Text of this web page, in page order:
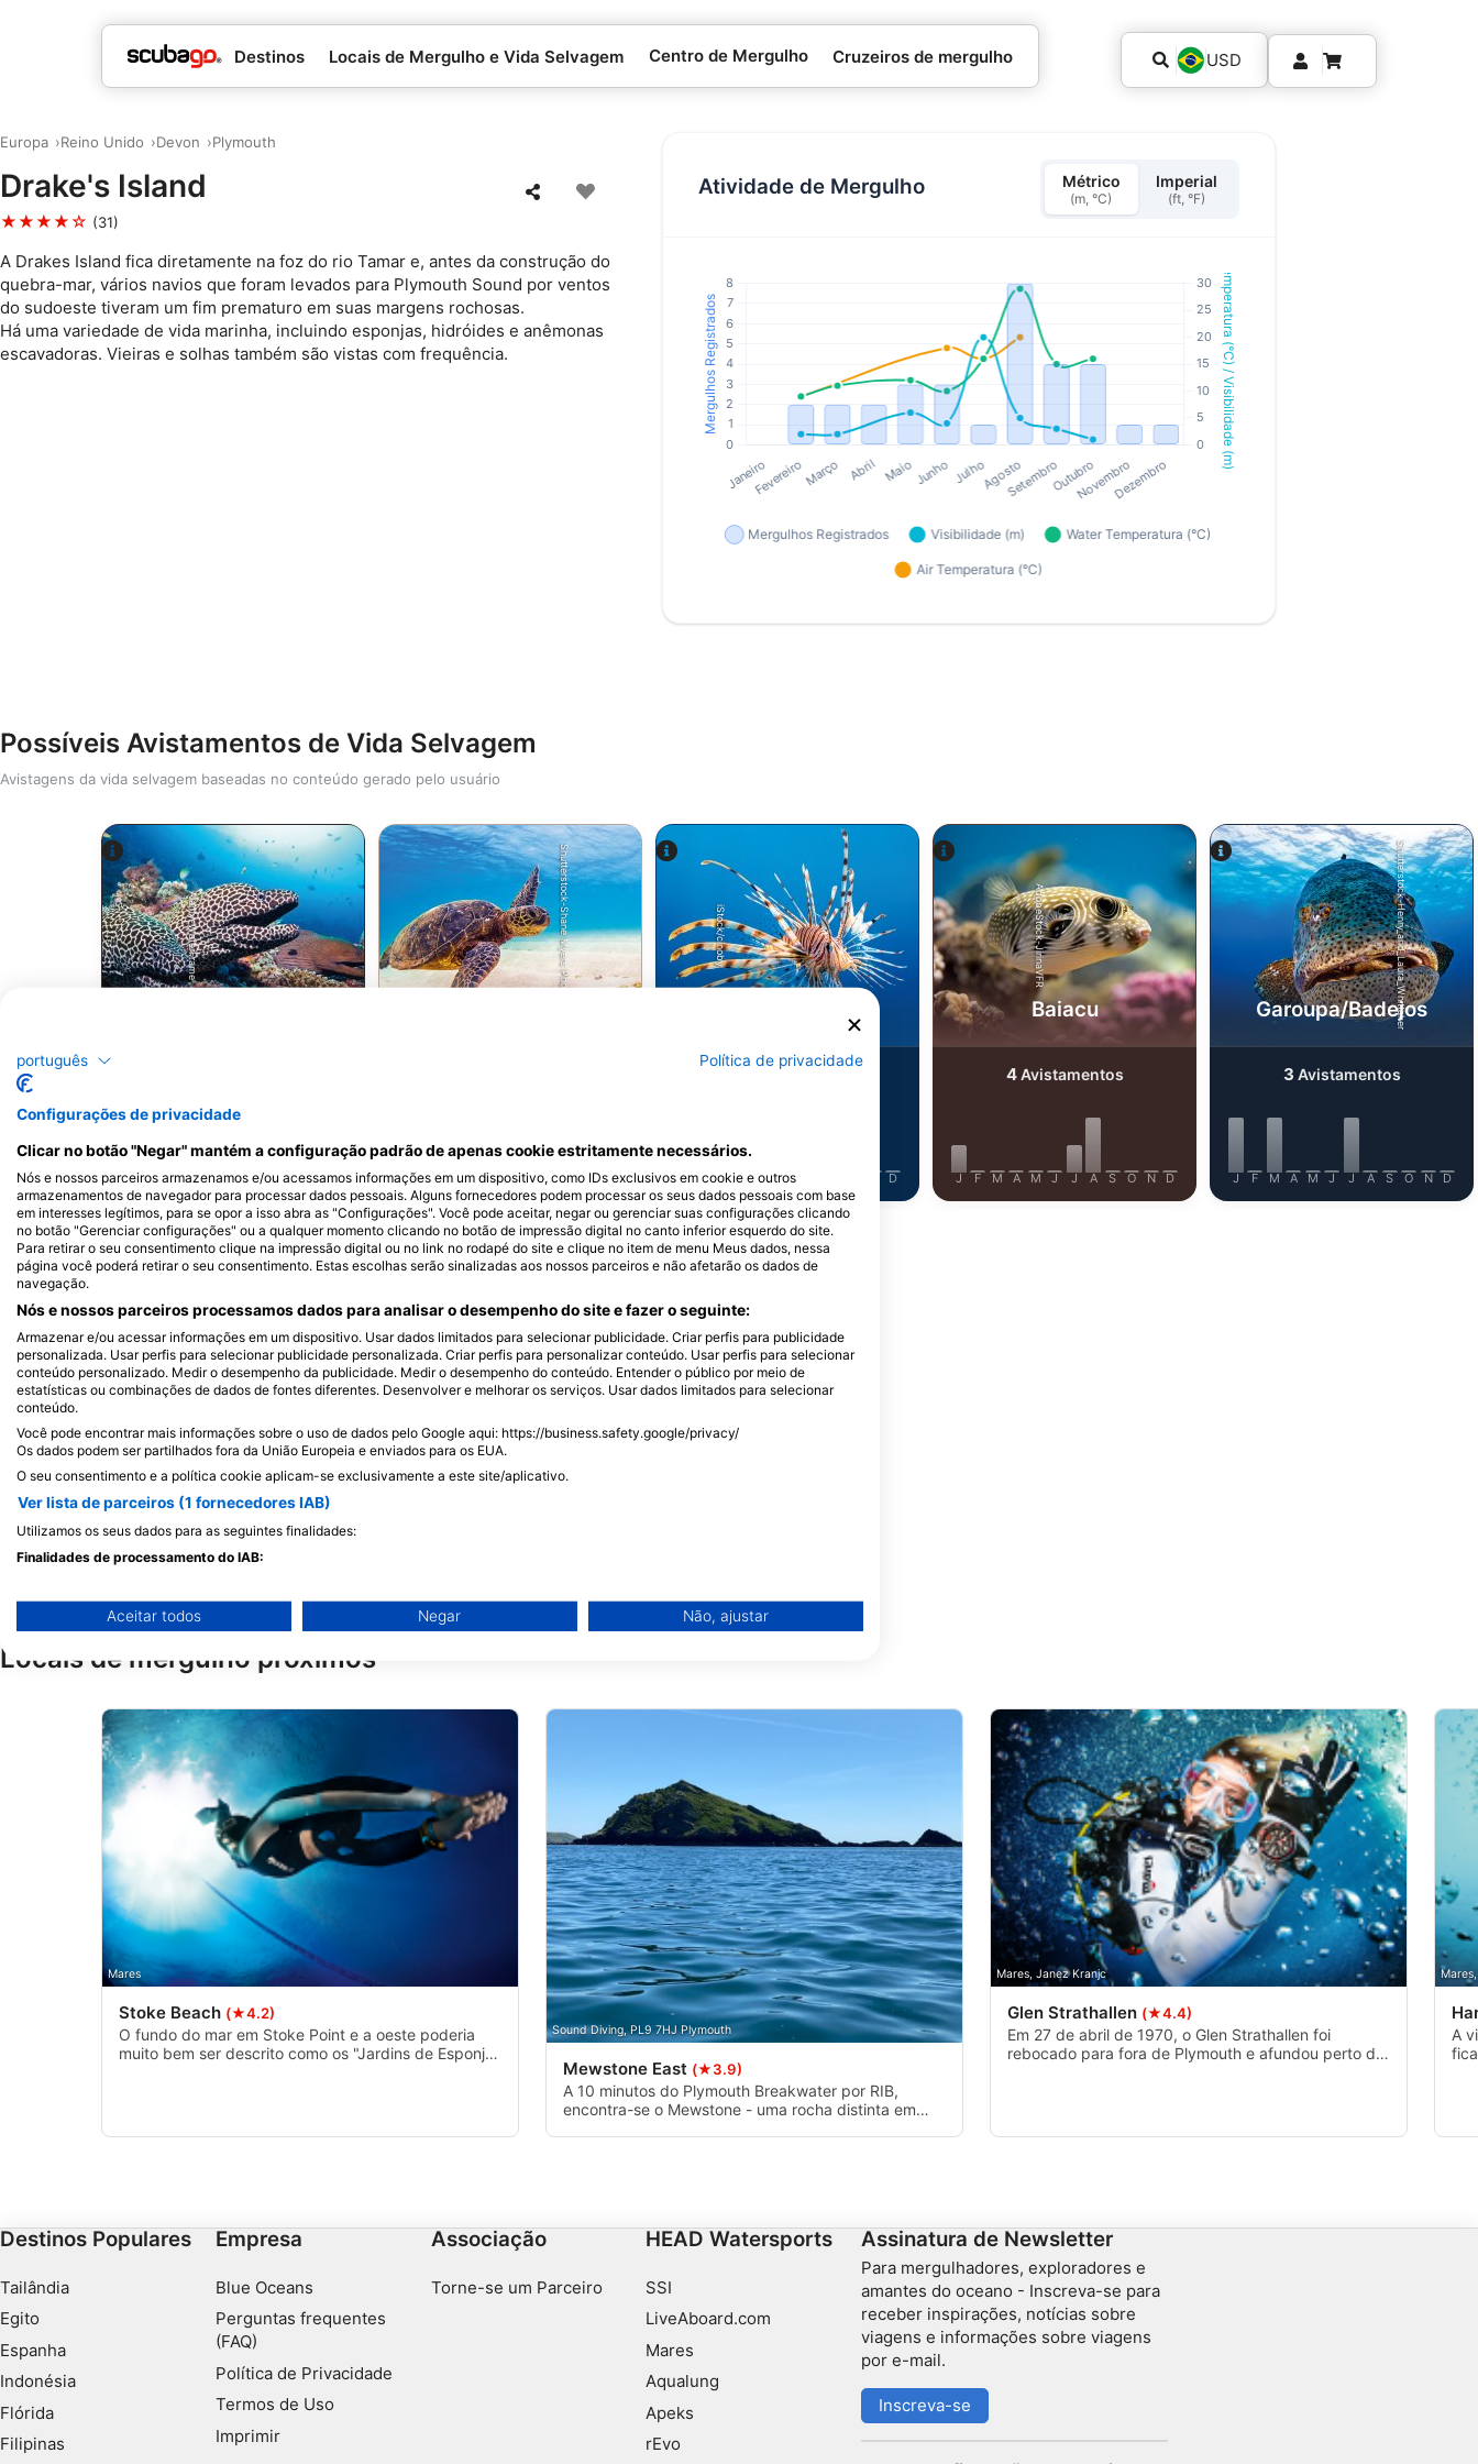
Destinos Locais de Mergulho e Vida Selvagem Centro de Mergulho Cruzeiros de mergulho USD
Europa Reino Unido Devon Plymouth
Drake's Island
★★★★☆ (31)
A Drakes Island fica diretamente na foz do rio Tamar e, antes da construção do
quebra-mar, vários navios que foram levados para Plymouth Sound por ventos
do sudoeste tiveram um fim prematuro em suas margens rochosas.
Há uma variedade de vida marinha, incluindo esponjas, hidróides e anêmonas
escavadoras. Vieiras e solhas também são vistas com frequência.
Atividade de Mergulho Métrico
(m, °C)
Imperial
(ft, °F)
Possíveis Avistamentos de Vida Selvagem
Avistagens da vida selvagem baseadas no conteúdo gerado pelo usuário
Alamy-WaterFrame
J F M A M J J A S O N D
Shutterstock-Shane Myers Photography
J F M A M J J A S O N D
iStock/cinoby
4 Avistamentos
J F M A M J J D
AdobeStock-JirinaVFR
Baiacu
4Avistamentos
J F M A M J J A S O N D
Shutterstock-Henry_and_Laura_Whittaker
Garoupa/Badejos
3 Avistamentos
J F M A M J J A S O N D
Centros de Mergulho que atendem a este Ponto de Mergulho
Sound Diving, Sound Diving
Plymouth
Passage House watersports centre, PL4
0RW Plymouth, Reino Unido
Karleyth Diving
Unit 10, Chenoweths Business Park, TR2
5JT Truro, Reino Unido
Locais de mergulho próximos
Mares
Stoke Beach (★4.2)
O fundo do mar em Stoke Point e a oeste poderia
muito bem ser descrito como os "Jardins de Esponja"
Sound Diving, PL9 7HJ Plymouth
Mewstone East (★3.9)
A 10 minutos do Plymouth Breakwater por RIB,
encontra-se o Mewstone - uma rocha distinta em
Mares, Janez Kranjc
Glen Strathallen (★4.4)
Em 27 de abril de 1970, o Glen Strathallen foi
rebocado para fora de Plymouth e afundou perto da
A
Destinos Populares
Tailândia
Egito
Espanha
Indonésia
Flórida
Filipinas
Empresa
Blue Oceans
Perguntas frequentes
(FAQ)
Política de Privacidade
Termos de Uso
Imprimir
Associação
Torne-se um Parceiro
HEAD Watersports
SSI
LiveAboard.com
Mares
Aqualung
Apeks
rEvo
Assinatura de Newsletter
Para mergulhadores, exploradores e
amantes do oceano - Inscreva-se para
receber inspirações, notícias sobre
viagens e informações sobre viagens
por e-mail.
Inscreva-se
português Política de privacidade
Configurações de privacidade
Clicar no botão "Negar" mantém a configuração padrão de apenas cookie estritamente necessários.
Nós e nossos parceiros armazenamos e/ou acessamos informações em um dispositivo, como IDs exclusivos em cookie e outros
armazenamentos de navegador para processar dados pessoais. Alguns fornecedores podem processar os seus dados pessoais com base
em interesses legítimos, para se opor a isso abra as "Configurações". Você pode aceitar, negar ou gerenciar suas configurações clicando
no botão "Gerenciar configurações" ou a qualquer momento clicando no botão de impressão digital no canto inferior esquerdo do site.
Para retirar o seu consentimento clique na impressão digital ou no link no rodapé do site e clique no item de menu Meus dados, nessa
página você poderá retirar o seu consentimento. Estas escolhas serão sinalizadas aos nossos parceiros e não afetarão os dados de
navegação.
Nós e nossos parceiros processamos dados para analisar o desempenho do site e fazer o seguinte:
Armazenar e/ou acessar informações em um dispositivo. Usar dados limitados para selecionar publicidade. Criar perfis para publicidade
personalizada. Usar perfis para selecionar publicidade personalizada. Criar perfis para personalizar conteúdo. Usar perfis para selecionar
conteúdo personalizado. Medir o desempenho da publicidade. Medir o desempenho do conteúdo. Entender o público por meio de
estatísticas ou combinações de dados de fontes diferentes. Desenvolver e melhorar os serviços. Usar dados limitados para selecionar
conteúdo.
Você pode encontrar mais informações sobre o uso de dados pelo Google aqui: https://business.safety.google/privacy/
Os dados podem ser partilhados fora da União Europeia e enviados para os EUA.
O seu consentimento e a política cookie aplicam-se exclusivamente a este site/aplicativo.
Ver lista de parceiros (1 fornecedores IAB)
Utilizamos os seus dados para as seguintes finalidades:
Finalidades de processamento do IAB:
Usar dados limitados para selecionar publicidade
Usar perfis para selecionar publicidade personalizada
Criar perfis para personalizar conteúdo
Usar perfis para selecionar conteúdo personalizado
Medir o desempenho da publicidade
Medir o desempenho do conteúdo
Entender o público por meio de estatísticas ou combinações de dados de fontes
diferentes.
Desenvolver e melhorar os serviços
Usar dados limitados para selecionar conteúdo
Usar dados exatos de geolocalização
Necessário
Desempenho
Publicidade
Aceitar todos Negar Não, ajustar